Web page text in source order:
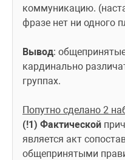
коммуникацию.
фразе нет ни одного
Вывод:
кардинально
группах.
Попутно сделано 2
(!1) Фактической
является акт
общепринятыми